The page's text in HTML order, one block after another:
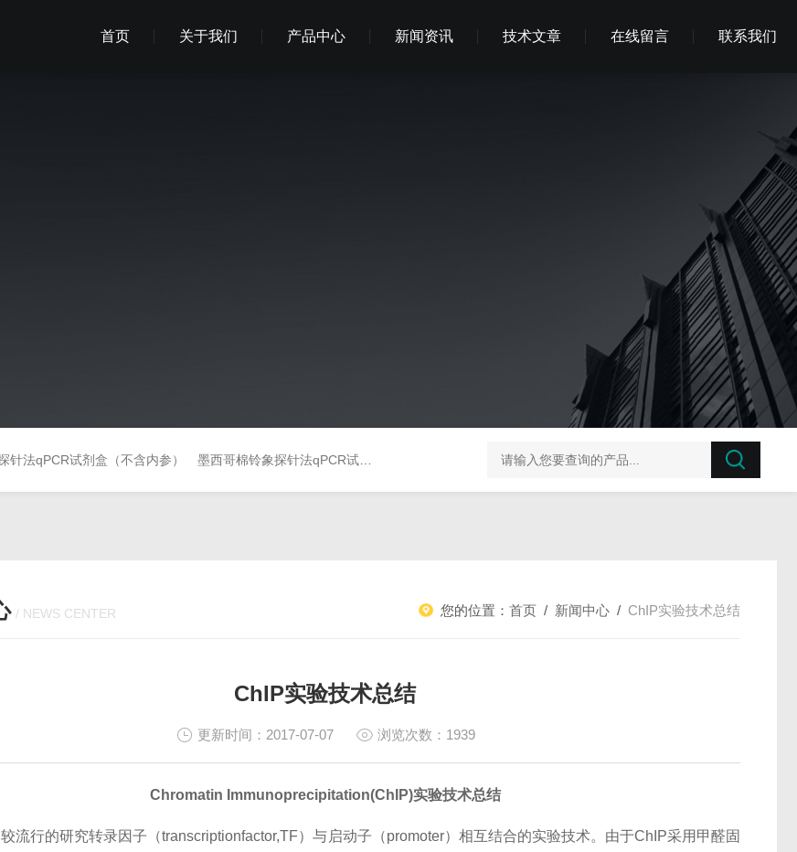
首页 关于我们 产品中心 新闻资讯 技术文章 在线留言 联系我们
针法qPCR试剂盒（不含内参） 墨西哥棉铃象探针法qPCR试剂盒（不含内参） 榛子东部枯萎病菌探针法qPCR试剂盒不含内参
/ NEWS CENTER 您的位置： 首页 / 新闻中心 / ChIP实验技术总结
ChIP实验技术总结
更新时间：2017-07-07 浏览次数：1939
Chromatin Immunoprecipitation(ChIP)实验技术总结
流行的研究转录因子（transcriptionfactor,TF）与启动子（promoter）相互结合的实验技术。由于ChIP采用甲醛固